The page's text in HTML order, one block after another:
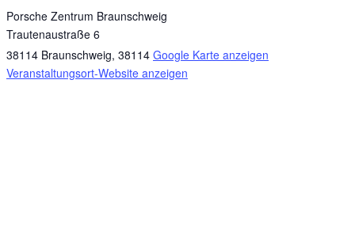
Porsche Zentrum Braunschweig
Trautenaustraße 6
38114 Braunschweig, 38114 Google Karte anzeigen
Veranstaltungsort-Website anzeigen